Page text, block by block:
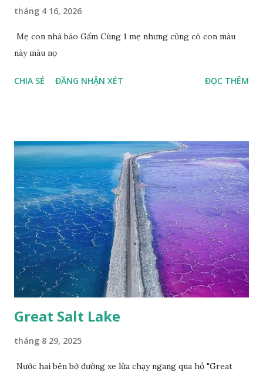
tháng 4 16, 2026
Mẹ con nhà báo Gấm Cùng 1 mẹ nhưng cũng có con màu
này màu nọ
CHIA SẺ ĐĂNG NHẬN XÉT ĐỌC THÊM
Great Salt Lake
tháng 8 29, 2025
Nước hai bên bờ đường xe lửa chạy ngang qua hồ "Great